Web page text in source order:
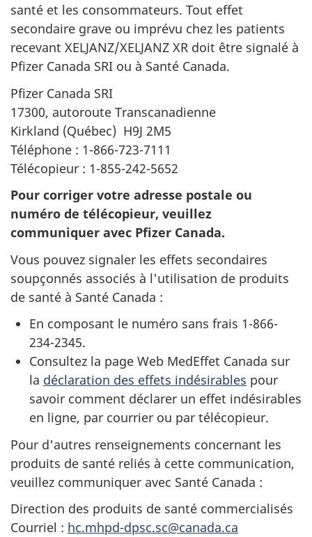
santé et les consommateurs. Tout effet
secondaire grave ou imprévu chez les patients
recevant XELJANZ/XELJANZ XR doit être signalé à
Pfizer Canada SRI ou à Santé Canada.
Pfizer Canada SRI
17300, autoroute Transcanadienne
Kirkland (Québec) H9J 2M5
Téléphone : 1-866-723-7111
Télécopieur : 1-855-242-5652
Pour corriger votre adresse postale ou
numéro de télécopieur, veuillez
communiquer avec Pfizer Canada.
Vous pouvez signaler les effets secondaires
soupçonnés associés à l'utilisation de produits
de santé à Santé Canada :
En composant le numéro sans frais 1-866-
234-2345.
Consultez la page Web MedEffet Canada sur
la déclaration des effets indésirables pour
savoir comment déclarer un effet indésirables
en ligne, par courrier ou par télécopieur.
Pour d'autres renseignements concernant les
produits de santé reliés à cette communication,
veuillez communiquer avec Santé Canada :
Direction des produits de santé commercialisés
Courriel : hc.mhpd-dpsc.sc@canada.ca